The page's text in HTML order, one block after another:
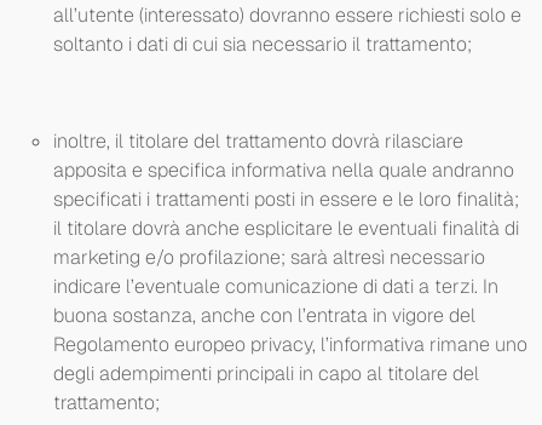
all’utente (interessato) dovranno essere richiesti solo e
soltanto i dati di cui sia necessario il trattamento;
inoltre, il titolare del trattamento dovrà rilasciare
apposita e specifica informativa nella quale andranno
specificati i trattamenti posti in essere e le loro finalità;
il titolare dovrà anche esplicitare le eventuali finalità di
marketing e/o profilazione; sarà altresì necessario
indicare l’eventuale comunicazione di dati a terzi. In
buona sostanza, anche con l’entrata in vigore del
Regolamento europeo privacy, l’informativa rimane uno
degli adempimenti principali in capo al titolare del
trattamento;